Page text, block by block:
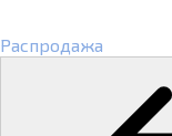
Распродажа